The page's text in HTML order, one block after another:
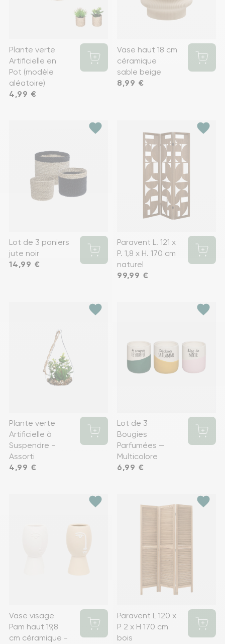
Plante verte
Artificielle en
Pot (modèle
aléatoire)
Prix
4,99 €
Vase haut 18 cm
céramique
sable beige
Prix
8,99 €
favorite
Lot de 3 paniers
jute noir
Prix
14,99 €
favorite
Paravent L. 121 x
P. 1,8 x H. 170 cm
naturel
Prix
99,99 €
favorite
Plante verte
Artificielle à
Suspendre -
Assorti
Prix
4,99 €
favorite
Lot de 3
Bougies
Parfumées —
Multicolore
Prix
6,99 €
favorite
Vase visage
Pam haut 19,8
cm céramique -
favorite
Paravent L 120 x
P 2 x H 170 cm
bois